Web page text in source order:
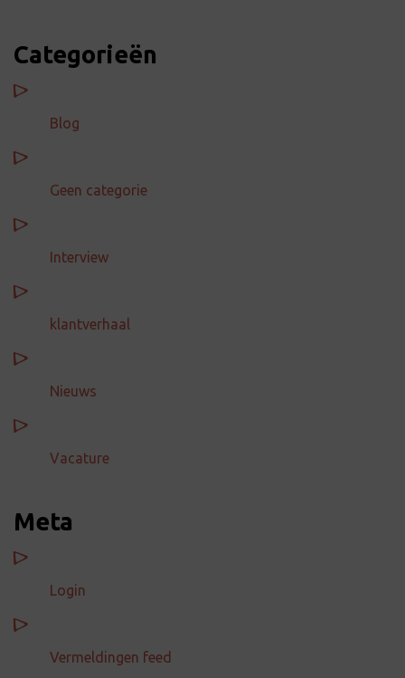
Categorieën
Blog
Geen categorie
Interview
klantverhaal
Nieuws
Vacature
Meta
Login
Vermeldingen feed